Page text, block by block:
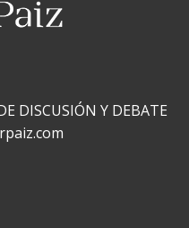
DISCUSIÓN Y DEBATE